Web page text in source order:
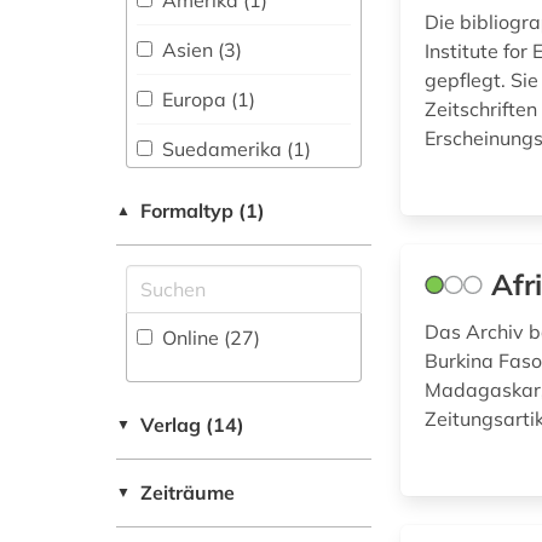
Philosophie (4)
Physik (3)
Politologie (5)
Rechtswissenschaft
(3)
Romanistik (7)
Soziologie (7)
Sport (3)
architektur (1)
islamische kunst (1)
islamwissenschaften
karte (1)
literatur (1)
literaturwissenschaft
medizin (1)
missionarin (1)
Asien (3)
Europa (1)
Suedamerika (1)
USA (1)
▲ Formaltyp (1)
Online (27)
▼ Verlag (14)
▼ Zeiträume
Die
Institute for
gepflegt.
Zeitschriften
Das Archiv
Burkina